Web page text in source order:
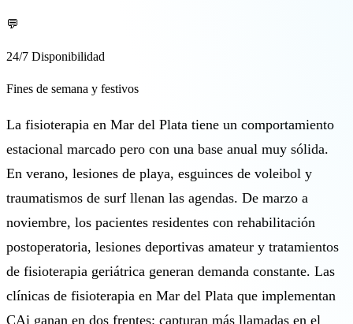
💬
24/7 Disponibilidad
Fines de semana y festivos
La fisioterapia en Mar del Plata tiene un comportamiento
estacional marcado pero con una base anual muy sólida.
En verano, lesiones de playa, esguinces de voleibol y
traumatismos de surf llenan las agendas. De marzo a
noviembre, los pacientes residentes con rehabilitación
postoperatoria, lesiones deportivas amateur y tratamientos
de fisioterapia geriátrica generan demanda constante. Las
clínicas de fisioterapia en Mar del Plata que implementan
CAi ganan en dos frentes: capturan más llamadas en el